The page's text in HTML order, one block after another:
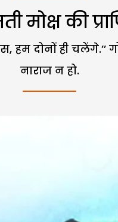
मोक्ष की
हम दोनों ही
नाराज न हो.